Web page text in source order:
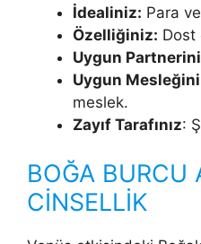
İdealiniz: Para
Özelliğiniz: Dost
Uygun
Uygun
meslek.
Zayıf Tarafınız:
BOĞA BURCU
CİNSELLİK